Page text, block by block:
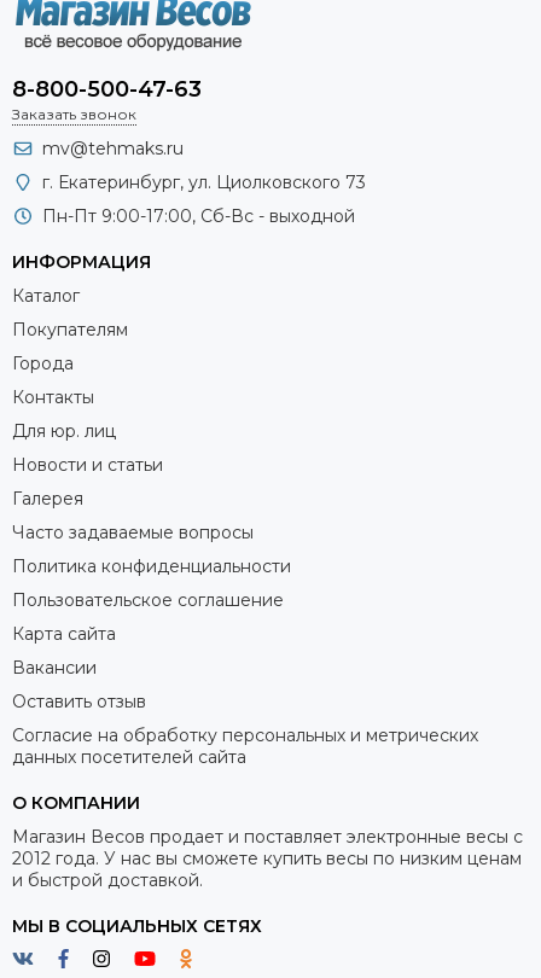
8-800-500-47-63
Заказать звонок
mv@tehmaks.ru
г. Екатеринбург, ул. Циолковского 73
Пн-Пт 9:00-17:00, Сб-Вс - выходной
ИНФОРМАЦИЯ
Каталог
Покупателям
Города
Контакты
Для юр. лиц
Новости и статьи
Галерея
Часто задаваемые вопросы
Политика конфиденциальности
Пользовательское соглашение
Карта сайта
Вакансии
Оставить отзыв
Согласие на обработку персональных и метрических
данных посетителей сайта
О КОМПАНИИ
Магазин Весов продает и поставляет электронные весы с
2012 года. У нас вы сможете купить весы по низким ценам
и быстрой доставкой.
МЫ В СОЦИАЛЬНЫХ СЕТЯХ